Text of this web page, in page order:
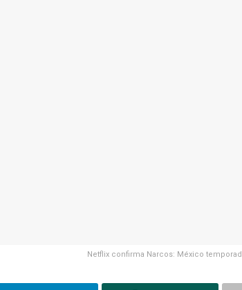
Netflix confirma Narcos: México